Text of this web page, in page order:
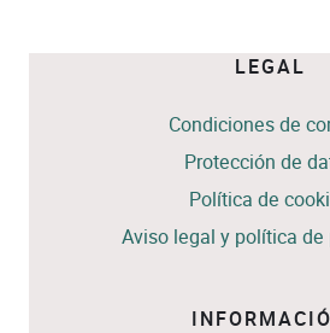
LEGAL
Condiciones de
Protección de
Política de
Aviso legal y política de